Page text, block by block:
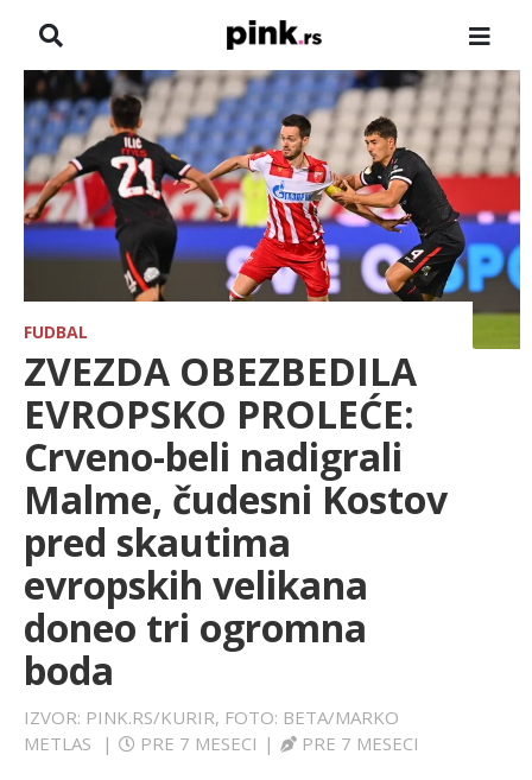
NASLOVNA
VESTI
ZADRUGA
SHOWBIZ
HRONIKA
PINKOVE ZVEZDE
TV
SPORT
LIFESTYLE
EXTRA
FUDBAL
ZVEZDA OBEZBEDILA
EVROPSKO PROLEĆE:
Crveno-beli nadigrali
Malme, čudesni Kostov
pred skautima
evropskih velikana
doneo tri ogromna
boda
IZVOR: PINK.RS/KURIR, FOTO: BETA/MARKO
METLAS
| PRE 7 MESECI | PRE 7 MESECI